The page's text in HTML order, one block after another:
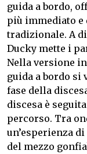
guida a bordo,
più immediato
tradizionale. A
Ducky mette i
Nella versione
guida a bordo
fase della
discesa è
percorso. Tra
un’esperienza
del mezzo